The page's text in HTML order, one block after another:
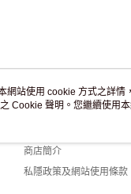
關於我們
商店簡介
私隱政策及網站使用條款
網站使用 cookie 方式之詳
Cookie 聲明。您繼續使用